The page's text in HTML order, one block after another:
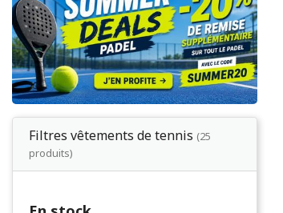
Filtres vêtements de tennis (25
produits)